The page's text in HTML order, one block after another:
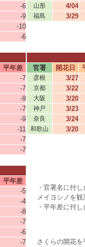
-6
-9
-10
-6
山形 4/04
福島 3/29
平年差
-7
-7
-9
-7
-9
-11
-7
-7
官署 開花日
彦根 3/27
京都 3/22
大阪 3/20
神戸 3/23
奈良 3/24
和歌山 3/20
平年差
-5
-4
-8
-7
-6
-7
・官署名に付
メイヨシノを
・平年差に付
さくらの開花